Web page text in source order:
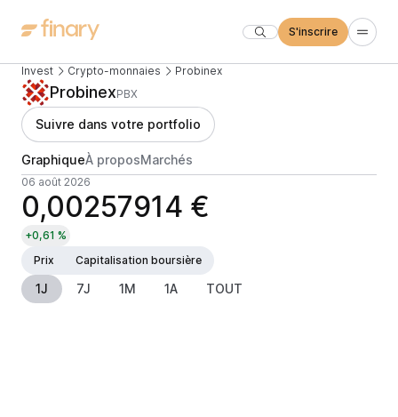
S'inscrire
Invest Crypto-monnaies Probinex
ProbinexPBX
Suivre dans votre portfolio
GraphiqueÀ proposMarchés
06 août 2026
0,00257914 €
+0,61 %
Prix
Capitalisation boursière
1J 7J 1M 1A TOUT